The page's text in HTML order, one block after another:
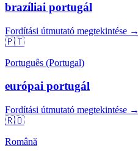
brazíliai portugál
Fordítási útmutató megtekintése →
🇵🇹
Português (Portugal)
európai portugál
Fordítási útmutató megtekintése →
🇷🇴
Română